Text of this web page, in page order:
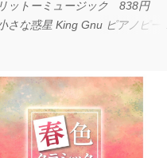
ットーミュージック 838円
さな惑星 King Gnu ピアノピース
髭男dism バンドピース フェ
円